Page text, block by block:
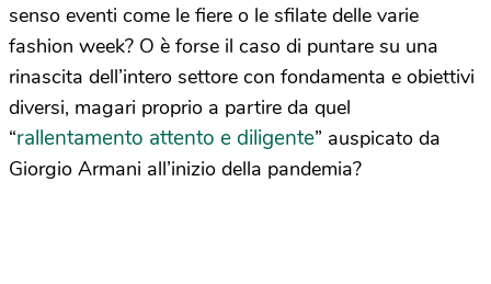
senso eventi come le fiere o le sfilate delle varie
fashion week? O è forse il caso di puntare su una
rinascita dell’intero settore con fondamenta e obiettivi
diversi, magari proprio a partire da quel
“rallentamento attento e diligente” auspicato da
Giorgio Armani all’inizio della pandemia?